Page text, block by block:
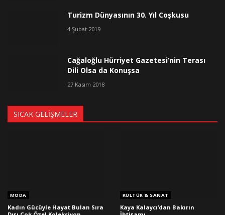
Turizm Dünyasının 30. Yıl Coşkusu
4 Şubat 2019
Cağaloğlu Hürriyet Gazetesi’nin Terası
Dili Olsa da Konuşsa
27 Kasım 2018
SICAK GELIŞMELER
MODA
Kadın Gücüyle Hayat Bulan Sıra
KÜLTÜR & SANAT
Kaya Kalaycı’dan Bakırın